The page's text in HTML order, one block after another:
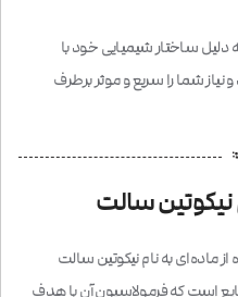
دلیل ساختار شیمیایی خود با
شما را سریع و موثر برطرف
سالت
ماده‌ای به نام نیکوتین سالت
است که فرمولاسیون آن با هدف